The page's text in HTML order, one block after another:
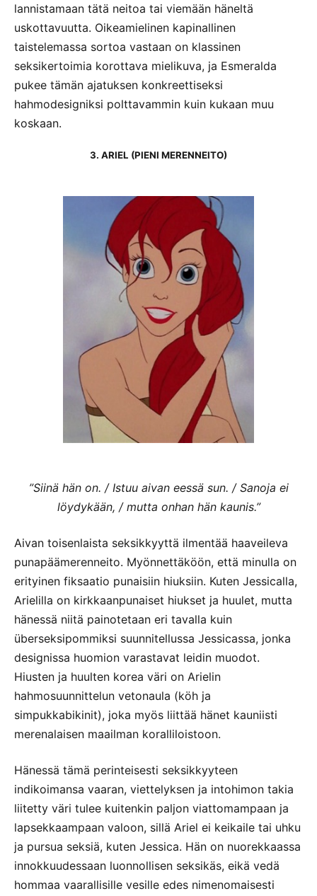
lannistamaan tätä neitoa tai viemään häneltä
uskottavuutta. Oikeamielinen kapinallinen
taistelemassa sortoa vastaan on klassinen
seksikertoimia korottava mielikuva, ja Esmeralda
pukee tämän ajatuksen konkreettiseksi
hahmodesigniksi polttavammin kuin kukaan muu
koskaan.
3. ARIEL (PIENI MERENNEITO)
”Siinä hän on. / Istuu aivan eessä sun. / Sanoja ei
löydykään, / mutta onhan hän kaunis.”
Aivan toisenlaista seksikkyyttä ilmentää haaveileva
punapäämerenneito. Myönnettäköön, että minulla on
erityinen fiksaatio punaisiin hiuksiin. Kuten Jessicalla,
Arielilla on kirkkaanpunaiset hiukset ja huulet, mutta
hänessä niitä painotetaan eri tavalla kuin
überseksipommiksi suunnitellussa Jessicassa, jonka
designissa huomion varastavat leidin muodot.
Hiusten ja huulten korea väri on Arielin
hahmosuunnittelun vetonaula (köh ja
simpukkabikinit), joka myös liittää hänet kauniisti
merenalaisen maailman koralliloistoon.
Hänessä tämä perinteisesti seksikkyyteen
indikoimansa vaaran, viettelyksen ja intohimon takia
liitetty väri tulee kuitenkin paljon viattomampaan ja
lapsekkaampaan valoon, sillä Ariel ei keikaile tai uhku
ja pursua seksiä, kuten Jessica. Hän on nuorekkaassa
innokkuudessaan luonnollisen seksikäs, eikä vedä
hommaa vaarallisille vesille edes nimenomaisesti